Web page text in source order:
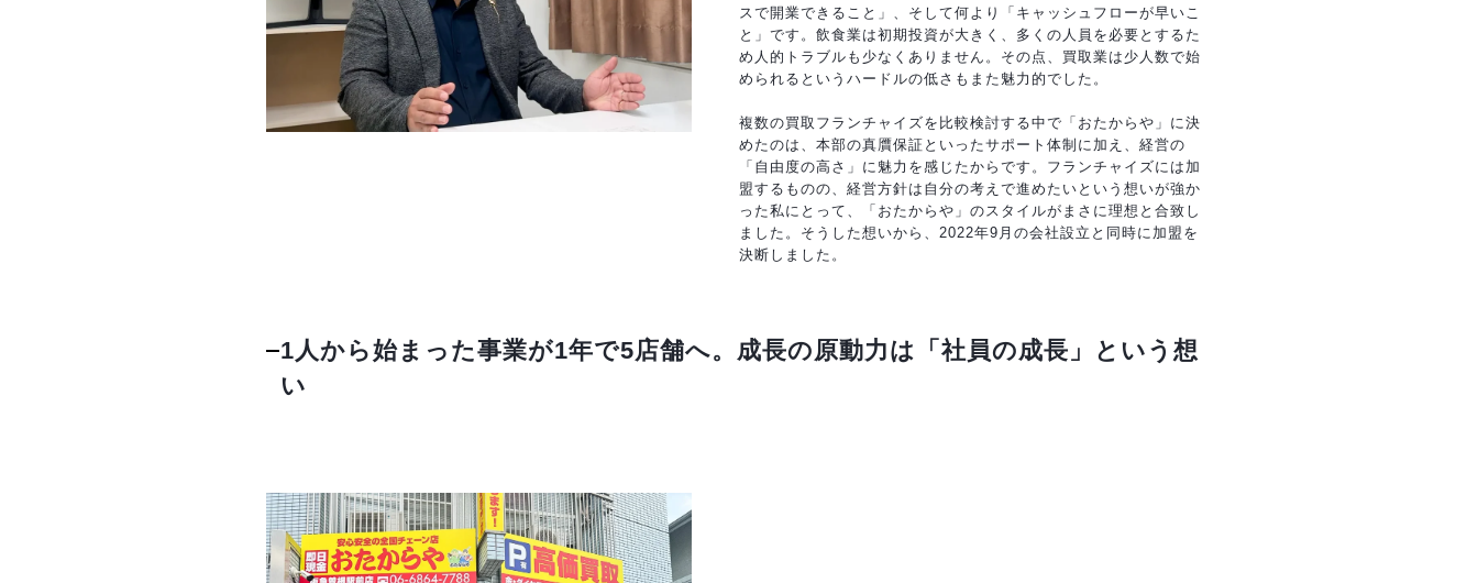
スで開業できること」、そして何より「キャッシュフローが早いこ
と」です。飲食業は初期投資が大きく、多くの人員を必要とするた
め人的トラブルも少なくありません。その点、買取業は少人数で始
められるというハードルの低さもまた魅力的でした。
複数の買取フランチャイズを比較検討する中で「おたからや」に決
めたのは、本部の真贋保証といったサポート体制に加え、経営の
「自由度の高さ」に魅力を感じたからです。フランチャイズには加
盟するものの、経営方針は自分の考えで進めたいという想いが強か
った私にとって、「おたからや」のスタイルがまさに理想と合致し
ました。そうした想いから、2022年9月の会社設立と同時に加盟を
決断しました。
1人から始まった事業が1年で5店舗へ。成長の原動力は「社員の成長」という想
い